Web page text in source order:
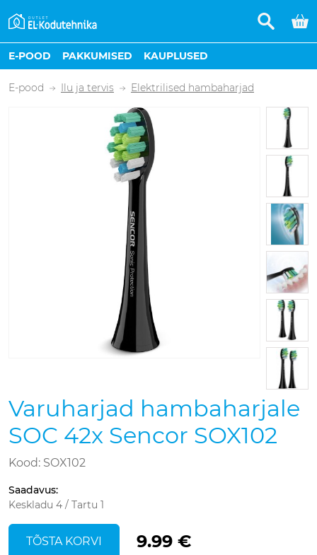
E-POOD PAKKUMISED KAUPLUSED
E-pood Ilu ja tervis Elektrilised hambaharjad
Varuharjad hambaharjale
SOC 42x Sencor SOX102
Kood: SOX102
Saadavus:
Keskladu 4 / Tartu 1
TÕSTA KORVI 9.99 €